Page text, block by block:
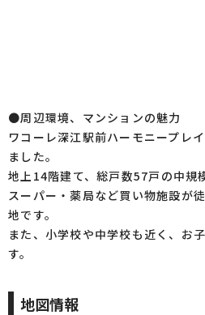
●周辺環境、マンションの魅力
ワコーレ深江駅前ハーモニープレ
ました。
地上14階建て、総戸数57戸の中規
スーパー・薬局など買い物施設が
地です。
また、小学校や中学校も近く、お
す。
地図情報